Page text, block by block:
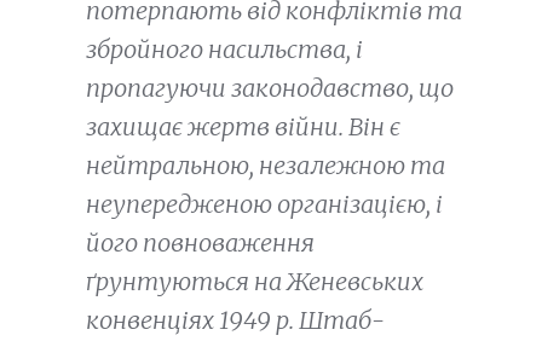
потерпають від конфліктів та
збройного насильства, і
пропагуючи законодавство, що
захищає жертв війни. Він є
нейтральною, незалежною та
неупередженою організацією, і
його повноваження
ґрунтуються на Женевських
конвенціях 1949 р. Штаб-